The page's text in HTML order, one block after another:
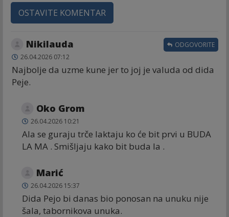
OSTAVITE KOMENTAR
Nikilauda
26.04.2026 07:12
Najbolje da uzme kune jer to joj je valuda od dida
Peje.
ODGOVORITE
Oko Grom
26.04.2026 10:21
Ala se guraju trče laktaju ko će bit prvi u BUDA
LA MA . Smišljaju kako bit buda la .
Marić
26.04.2026 15:37
Dida Pejo bi danas bio ponosan na unuku nije
šala, tabornikova unuka.